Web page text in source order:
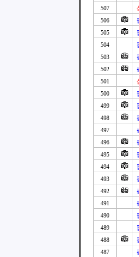
507
506
505
504
503
502
501
500
499
498
497
496
495
494
493
492
491
490
489
488
487